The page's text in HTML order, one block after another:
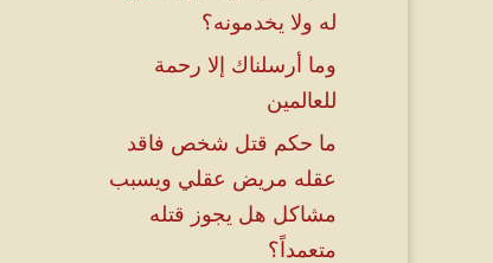
له ولا يخدمونه؟
وما أرسلناك إلا رحمة
للعالمين
ما حكم قتل شخص فاقد
عقله مريض عقلي ويسبب
مشاكل هل يجوز قتله
متعمداً؟